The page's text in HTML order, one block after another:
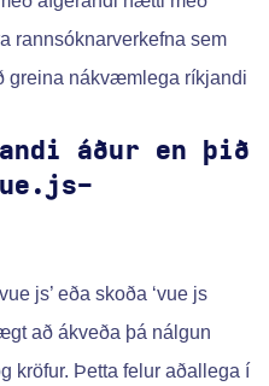
rannsóknarverkefna sem
greina nákvæmlega ríkjandi
áður en þið
js’ eða skoða ‘vue js
að ákveða þá nálgun
kröfur. Þetta felur aðallega í